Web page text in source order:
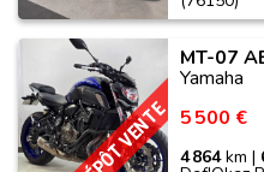
DÉPÔT VENTE
MT-07
Yamaha
5 500 €
4 864km |